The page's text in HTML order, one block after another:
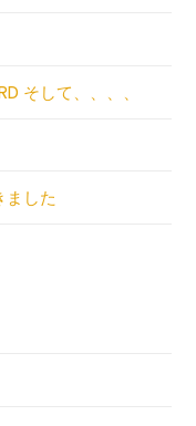
そして、、、、
ました